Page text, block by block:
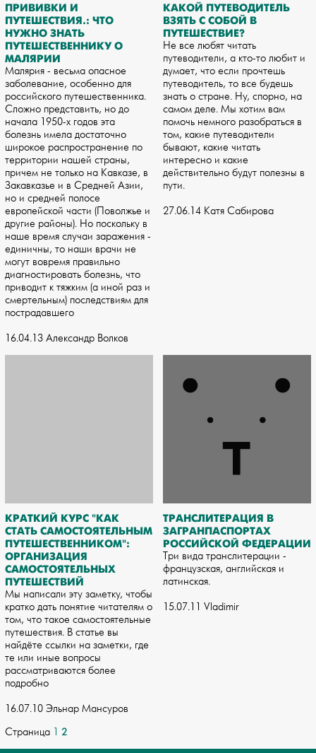
ПРИВИВКИ И
ПУТЕШЕСТВИЯ.: ЧТО
НУЖНО ЗНАТЬ
ПУТЕШЕСТВЕННИКУ О
МАЛЯРИИ
Малярия - весьма опасное
заболевание, особенно для
российского путешественника.
Сложно представить, но до
начала 1950-х годов эта
болезнь имела достаточно
широкое распространение по
территории нашей страны,
причем не только на Кавказе, в
Закавказье и в Средней Азии,
но и средней полосе
европейской части (Поволжье и
другие районы). Но поскольку в
наше время случаи заражения -
единичны, то наши врачи не
могут вовремя правильно
диагностировать болезнь, что
приводит к тяжким (а иной раз и
смертельным) последствиям для
пострадавшего
16.04.13 Александр Волков
КАКОЙ ПУТЕВОДИТЕЛЬ
ВЗЯТЬ С СОБОЙ В
ПУТЕШЕСТВИЕ?
Не все любят читать
путеводители, а кто-то любит и
думает, что если прочтешь
путеводитель, то все будешь
знать о стране. Ну, спорно, на
самом деле. Мы хотим вам
помочь немного разобраться в
том, какие путеводители
бывают, какие читать
интересно и какие
действительно будут полезны в
пути.
27.06.14 Катя Сабирова
КРАТКИЙ КУРС "КАК
СТАТЬ САМОСТОЯТЕЛЬНЫМ
ПУТЕШЕСТВЕННИКОМ":
ОРГАНИЗАЦИЯ
САМОСТОЯТЕЛЬНЫХ
ПУТЕШЕСТВИЙ
Мы написали эту заметку, чтобы
кратко дать понятие читателям о
том, что такое самостоятельные
путешествия. В статье вы
найдёте ссылки на заметки, где
те или иные вопросы
рассматриваются более
подробно
16.07.10 Эльнар Мансуров
ТРАНСЛИТЕРАЦИЯ В
ЗАГРАНПАСПОРТАХ
РОССИЙСКОЙ ФЕДЕРАЦИИ
Три вида транслитерации -
французская, английская и
латинская.
15.07.11 Vladimir
Страница 1 2